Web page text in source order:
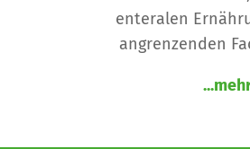
enteralen
angrenzenden